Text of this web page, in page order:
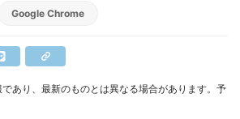
Google Chrome
あり、最新のものとは異なる場合があります。予